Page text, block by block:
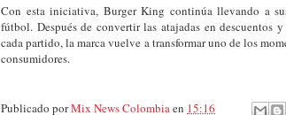
Con esta iniciativa, Burger King continúa llevando a
fútbol. Después de convertir las atajadas en descuentos
cada partido, la marca vuelve a transformar uno de los
consumidores.
Publicado porMix News Colombiaen 15:16